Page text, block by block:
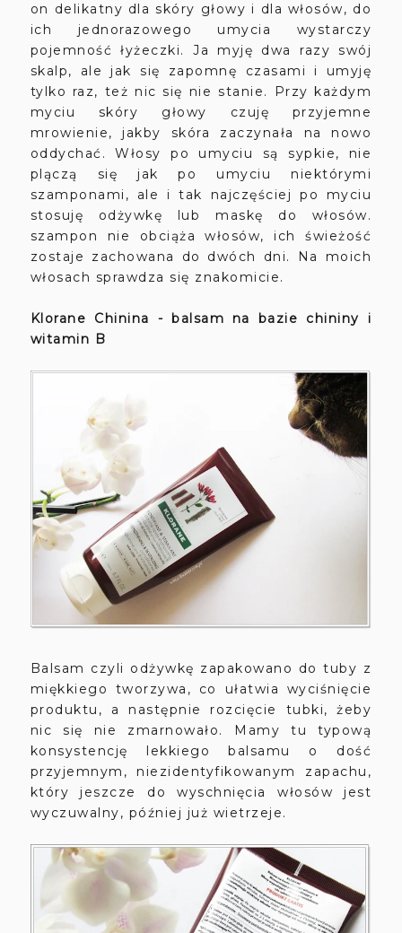
on delikatny dla skóry głowy i dla włosów, do
ich jednorazowego umycia wystarczy
pojemność łyżeczki. Ja myję dwa razy swój
skalp, ale jak się zapomnę czasami i umyję
tylko raz, też nic się nie stanie. Przy każdym
myciu skóry głowy czuję przyjemne
mrowienie, jakby skóra zaczynała na nowo
oddychać. Włosy po umyciu są sypkie, nie
plączą się jak po umyciu niektórymi
szamponami, ale i tak najczęściej po myciu
stosuję odżywkę lub maskę do włosów.
szampon nie obciąża włosów, ich świeżość
zostaje zachowana do dwóch dni. Na moich
włosach sprawdza się znakomicie.
Klorane Chinina - balsam na bazie chininy i
witamin B
Balsam czyli odżywkę zapakowano do tuby z
miękkiego tworzywa, co ułatwia wyciśnięcie
produktu, a następnie rozcięcie tubki, żeby
nic się nie zmarnowało. Mamy tu typową
konsystencję lekkiego balsamu o dość
przyjemnym, niezidentyfikowanym zapachu,
który jeszcze do wyschnięcia włosów jest
wyczuwalny, później już wietrzeje.